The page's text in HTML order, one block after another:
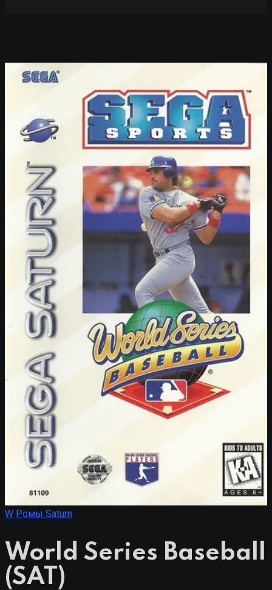
W Ромы Saturn
World Series Baseball
(SAT)